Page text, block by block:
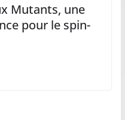
Mutants, une
pour le spin-